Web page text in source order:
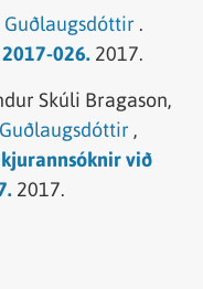
Guðlaugsdóttir .
026. 2017.
Skúli Bragason,
,
við
2017.